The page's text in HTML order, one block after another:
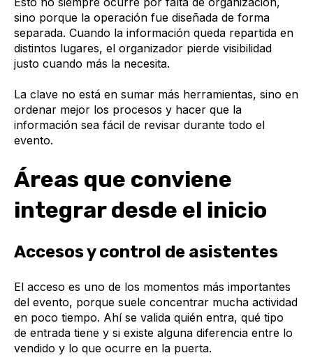
sino porque la operación fue diseñada de forma
separada. Cuando la información queda repartida en
distintos lugares, el organizador pierde visibilidad
justo cuando más la necesita.
La clave no está en sumar más herramientas, sino en
ordenar mejor los procesos y hacer que la
información sea fácil de revisar durante todo el
evento.
Áreas que conviene
integrar desde el inicio
Accesos y control de asistentes
El acceso es uno de los momentos más importantes
del evento, porque suele concentrar mucha actividad
en poco tiempo. Ahí se valida quién entra, qué tipo
de entrada tiene y si existe alguna diferencia entre lo
vendido y lo que ocurre en la puerta.